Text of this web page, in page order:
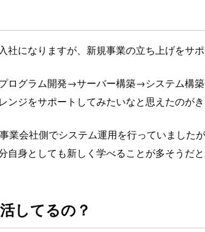
社になりますが、新規事業の立ち上げをサ
ログラム開発→サーバー構築→システム構
ンジをサポートしてみたいなと思えたのがき
業会社側でシステム運用を行っていまし
自身としても新しく学べることが多そうだ
してるの？